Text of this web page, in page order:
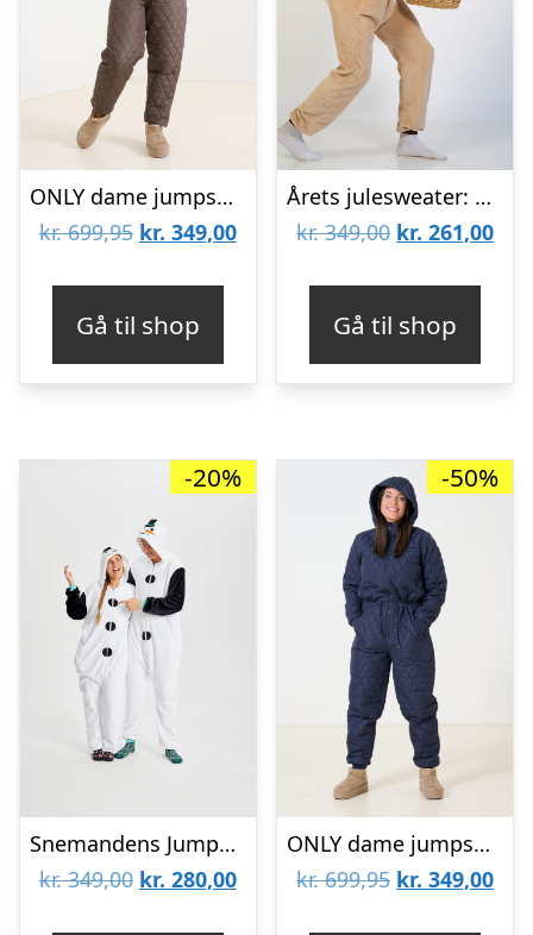
ONLY dame jumpsuit ONLPERNILLE – Chocolate Brown
kr.699,95 Den
kr. 699,95.
kr. 349,00Den
kr. 349,00.
Gå til shop
Årets julesweater: Påskehare Jumpsuit – Voksen. Ugly Christmas Sweater lavet i Danmark
kr.349,00 Den
kr. 349,00.
kr. 261,00Den
kr.
Gå til shop
-20%
Snemandens Jumpsuit – dame / kvinder
kr.349,00 Den
kr. 280,00Den
-50%
ONLY dame jumpsuit ONLPERNILLE – Night Sky
kr.699,95 Den
kr. 349,00Den